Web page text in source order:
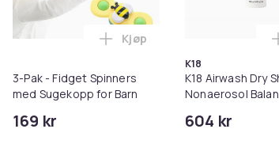
3-Pak - Fidget Spinners
med Sugekopp for Barn
169 kr
Legg 3-Pak - Fidget
Kjøp
K18
K18 Airwash Dry
Nonaerosol
604 kr